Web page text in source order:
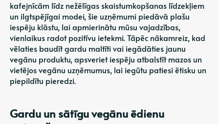
kafejnīcām līdz nežēlīgas skaistumkopšanas līdzekļiem
un ilgtspējīgai modei, šie uzņēmumi piedāvā plašu
iespēju klāstu, lai apmierinātu mūsu vajadzības,
vienlaikus radot pozitīvu ietekmi. Tāpēc nākamreiz, kad
vēlaties baudīt gardu maltīti vai iegādāties jaunu
vegānu produktu, apsveriet iespēju atbalstīt mazos un
vietējos vegānu uzņēmumus, lai iegūtu patiesi ētisku un
piepildītu pieredzi.
Gardu un sātīgu vegānu ēdienu